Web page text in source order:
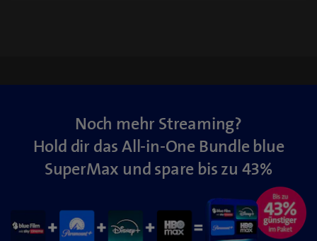
Noch mehr Streaming?
Hold dir das All-in-One Bundle blue
SuperMax und spare bis zu 43%